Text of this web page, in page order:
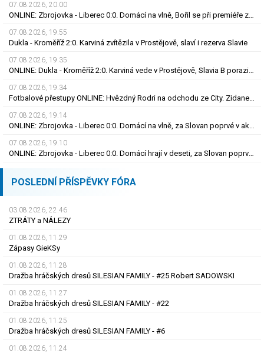
07.08.2026, 20.00
ONLINE: Zbrojovka - Liberec 0:0. Domácí na vlně, Bořil se při premiéře za Slovan zranil
07.08.2026, 19.55
Dukla - Kroměříž 2:0. Karviná zvítězila v Prostějově, slaví i rezerva Slavie
07.08.2026, 19.35
ONLINE: Dukla - Kroměříž 2:0. Karviná vede v Prostějově, Slavia B porazila Třinec
07.08.2026, 19.34
Fotbalové přestupy ONLINE: Hvězdný Rodri na odchodu ze City. Zidane má nové angažmá
07.08.2026, 19.14
ONLINE: Zbrojovka - Liberec 0:0. Domácí na vlně, za Slovan poprvé v akci Bořil
07.08.2026, 19.10
ONLINE: Zbrojovka - Liberec 0:0. Domácí hrají v deseti, za Slovan poprvé v akci Bořil
POSLEDNÍ PŘÍSPĚVKY FÓRA
03.08.2026, 22.46
ZTRÁTY a NÁLEZY
01.08.2026, 11.29
Zápasy GieKSy
01.08.2026, 11.28
Dražba hráčských dresů SILESIAN FAMILY - #25 Robert SADOWSKI
01.08.2026, 11.27
Dražba hráčských dresů SILESIAN FAMILY - #22
01.08.2026, 11.25
Dražba hráčských dresů SILESIAN FAMILY - #6
01.08.2026, 11.24